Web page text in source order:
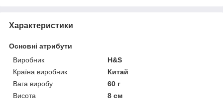
Характеристики
Основні атрибути
Виробник
H&S
Країна виробник
Китай
Вага виробу
60 г
Висота
8 см